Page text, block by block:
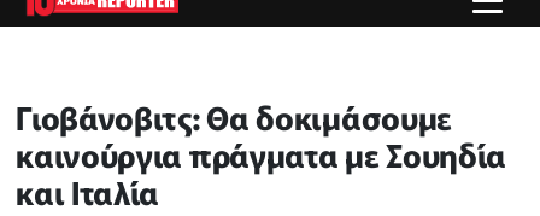
Γιοβάνοβιτς: Θα δοκιμάσουμε
καινούργια πράγματα με Σουηδία
και Ιταλία